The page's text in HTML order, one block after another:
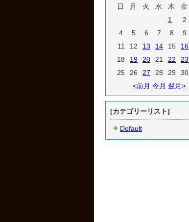
日
月 火 水 木 金
1
2
4
5 6 7 8 9
11
12 13 14 15 16
18
19 20 21 22 23
25
26 27 28 29 30
<前月 今月 翌月>
[カテゴリーリスト]
Default